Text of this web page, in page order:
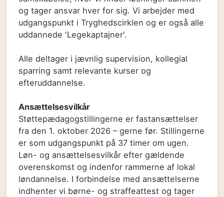
og tager ansvar hver for sig. Vi arbejder med
udgangspunkt i Tryghedscirklen og er også alle
uddannede 'Legekaptajner'.
Alle deltager i jævnlig supervision, kollegial
sparring samt relevante kurser og
efteruddannelse.
Ansættelsesvilkår
Støttepædagogstillingerne er fastansættelser
fra den 1. oktober 2026 – gerne før. Stillingerne
er som udgangspunkt på 37 timer om ugen.
Løn- og ansættelsesvilkår efter gældende
overenskomst og indenfor rammerne af lokal
løndannelse. I forbindelse med ansættelserne
indhenter vi børne- og straffeattest og tager